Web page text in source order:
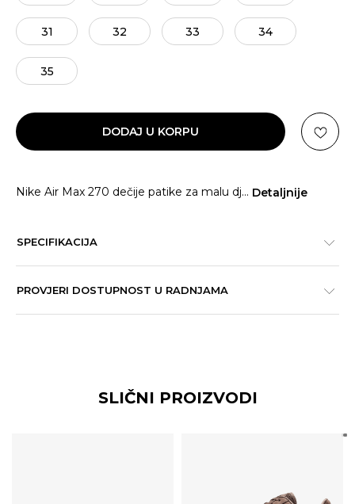
31 32 33 34
35
DODAJ U KORPU
Nike Air Max 270 dečije patike za malu dj... Detaljnije
SPECIFIKACIJA
PROVJERI DOSTUPNOST U RADNJAMA
SLIČNI PROIZVODI